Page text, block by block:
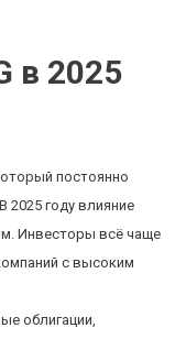
в 2025
постоянно
2025 году влияние
Инвесторы всё чаще
с высоким
облигации,